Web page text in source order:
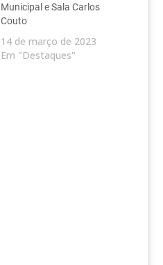
Municipal e Sala Carlos
Couto
14 de março de 2023
Em "Destaques"